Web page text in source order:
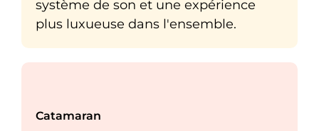
système de son et une expérience
plus luxueuse dans l'ensemble.
Catamaran